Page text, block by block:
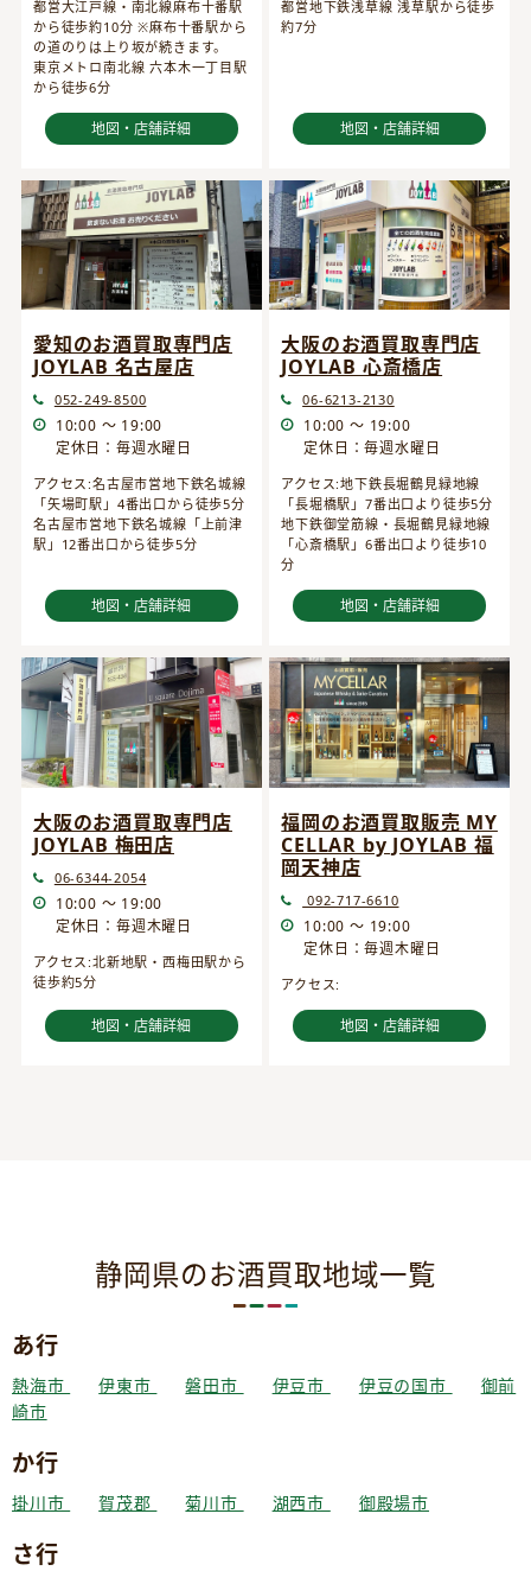
都営大江戸線・南北線麻布十番駅
から徒歩約10分 ※麻布十番駅から
の道のりは上り坂が続きます。
東京メトロ南北線 六本木一丁目駅
から徒歩6分
地図・店舗詳細
都営地下鉄浅草線 浅草駅から徒歩
約7分
地図・店舗詳細
愛知のお酒買取専門店
JOYLAB 名古屋店
052-249-8500
10:00 ～ 19:00
定休日：毎週水曜日
アクセス:名古屋市営地下鉄名城線
「矢場町駅」4番出口から徒歩5分
名古屋市営地下鉄名城線「上前津
駅」12番出口から徒歩5分
地図・店舗詳細
大阪のお酒買取専門店
JOYLAB 心斎橋店
06-6213-2130
10:00 ～ 19:00
定休日：毎週水曜日
アクセス:地下鉄長堀鶴見緑地線
「長堀橋駅」7番出口より徒歩5分
地下鉄御堂筋線・長堀鶴見緑地線
「心斎橋駅」6番出口より徒歩10
分
地図・店舗詳細
大阪のお酒買取専門店
JOYLAB 梅田店
06-6344-2054
10:00 ～ 19:00
定休日：毎週木曜日
アクセス:北新地駅・西梅田駅から
徒歩約5分
地図・店舗詳細
福岡のお酒買取販売 MY
CELLAR by JOYLAB 福
岡天神店
092-717-6610
10:00 ～ 19:00
定休日：毎週木曜日
アクセス:
地図・店舗詳細
静岡県のお酒買取地域一覧
あ行
熱海市 伊東市 磐田市 伊豆市 伊豆の国市
御前
崎市
か行
掛川市 賀茂郡 菊川市 湖西市 御殿場市
さ行